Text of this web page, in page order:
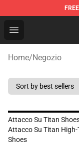
FREE
Open menu
Attack On
Home/Negozio
Attacco Su Titan
Attacco Su Titan High-
Shoes